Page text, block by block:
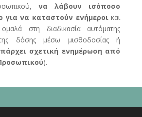
να λάβουν ισόποσο
για να καταστούν ενήμεροικαι
στη διαδικασία αυτόματης
δόσης μέσω μισθοδοσίας ή
σχετική ενημέρωση από
).